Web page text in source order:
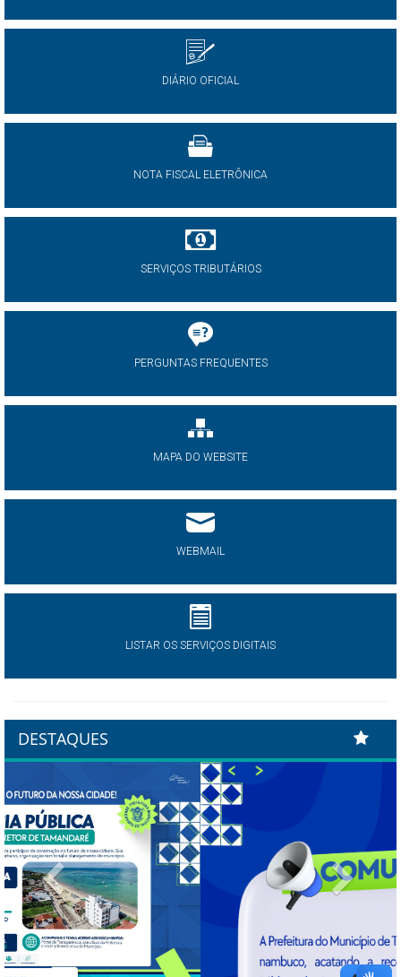
DIÁRIO OFICIAL
NOTA FISCAL ELETRÔNICA
SERVIÇOS TRIBUTÁRIOS
PERGUNTAS FREQUENTES
MAPA DO WEBSITE
WEBMAIL
LISTAR OS SERVIÇOS DIGITAIS
DESTAQUES